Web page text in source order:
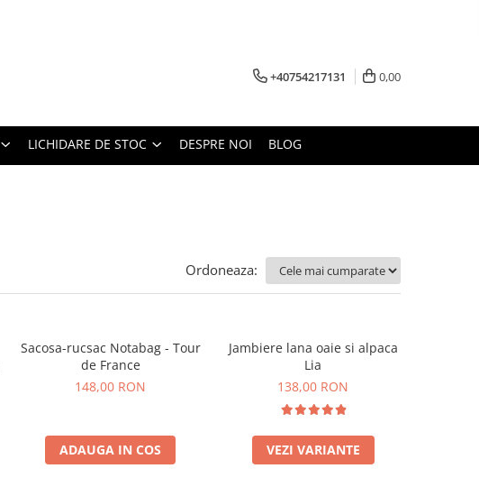
+40754217131 0,00
LICHIDARE DE STOC DESPRE NOI BLOG
Ordoneaza:
Sacosa-rucsac Notabag - Tour
de France
148,00 RON
ADAUGA IN COS
Jambiere lana oaie si alpaca
Lia
138,00 RON
VEZI VARIANTE